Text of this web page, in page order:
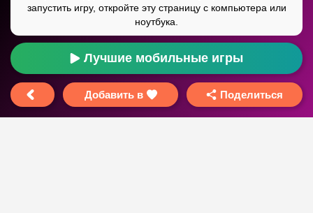
Лучшие мобильные игры
Добавить в Поделиться